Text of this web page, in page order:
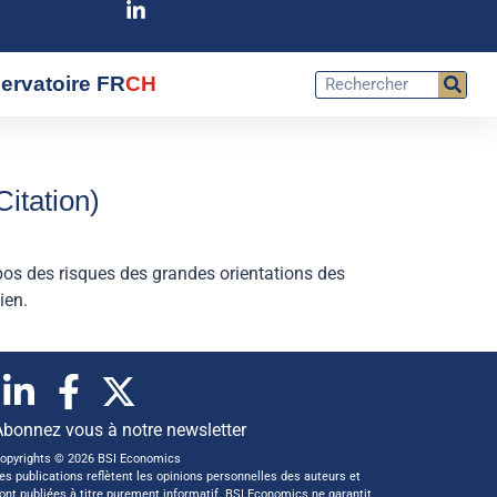
FRCH
des risques des grandes orientations des
vous à notre newsletter
© 2026 BSI Economics
publications reflètent les opinions personnelles des auteurs et